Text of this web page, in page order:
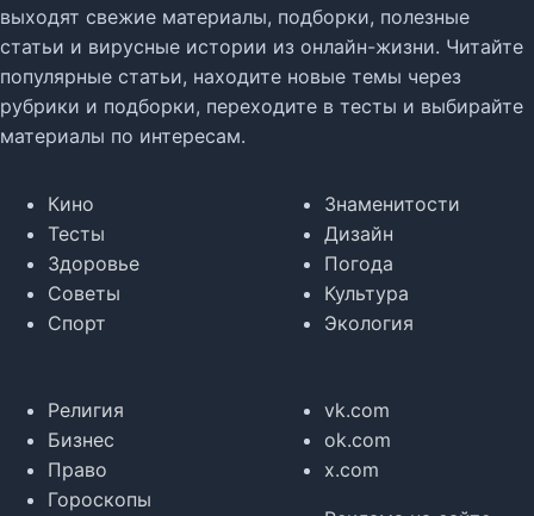
выходят свежие материалы, подборки, полезные
статьи и вирусные истории из онлайн-жизни. Читайте
популярные статьи, находите новые темы через
рубрики и подборки, переходите в тесты и выбирайте
материалы по интересам.
Кино
Тесты
Здоровье
Советы
Спорт
Знаменитости
Дизайн
Погода
Культура
Экология
Религия
Бизнес
Право
Гороскопы
vk.com
ok.com
x.com